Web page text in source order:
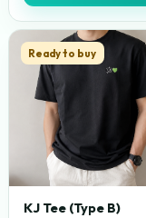
Ready to buy
KJ Tee (Type B)